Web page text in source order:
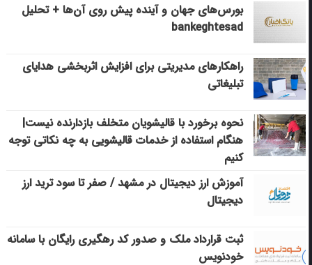
بورس‌های جهان و آینده پیش روی آن‌ها + تحلیل
bankeghtesad
راهکارهای مدیریتی برای افزایش اثربخشی هدایای
تبلیغاتی
نحوه برخورد با قالیشویان متخلف بازدارنده نیست|
هنگام استفاده از خدمات قالیشویی به چه نکاتی توجه
کنیم
آموزش ارز دیجیتال در مشهد / صفر تا سود ترید ارز
دیجیتال
ثبت قرارداد ملک و صدور کد رهگیری رایگان با سامانه
خودنویس